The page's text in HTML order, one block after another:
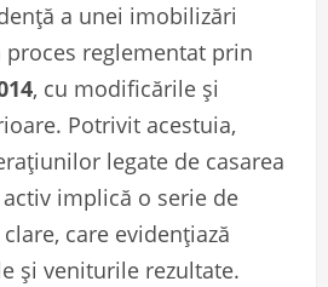
a unei imobilizări
reglementat prin
, cu modificările și
Potrivit acestuia,
legate de casarea
implică o serie de
care evidențiază
și veniturile rezultate.